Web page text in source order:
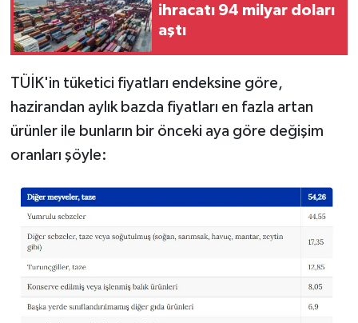
ihracatı 94 milyar doları
aştı
TÜİK'in tüketici fiyatları endeksine göre,
hazirandan aylık bazda fiyatları en fazla artan
ürünler ile bunların bir önceki aya göre değişim
oranları şöyle: